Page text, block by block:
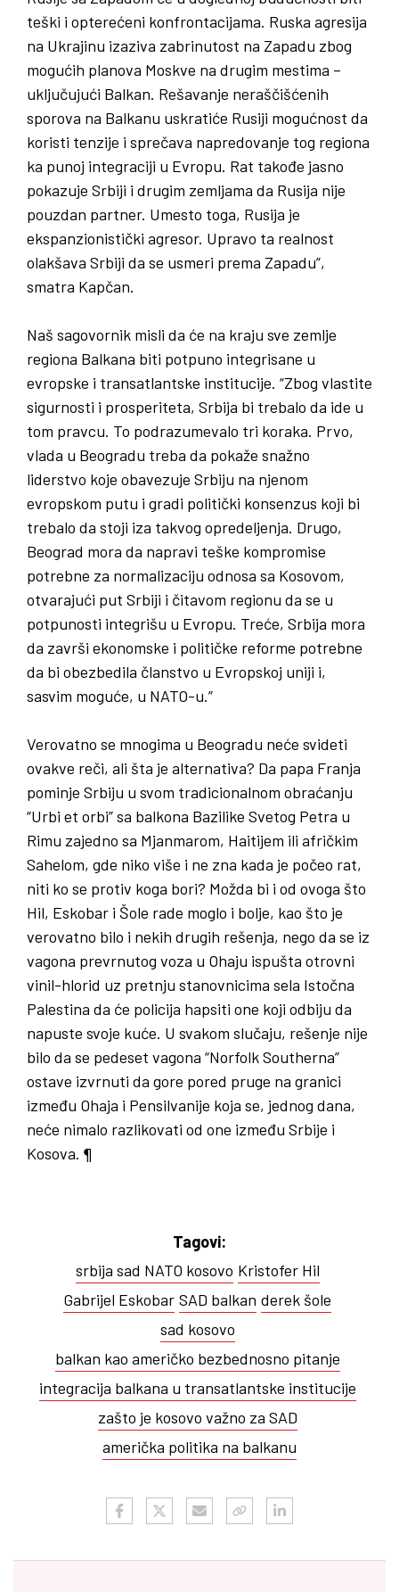
teški i opterećeni konfrontacijama. Ruska agresija
na Ukrajinu izaziva zabrinutost na Zapadu zbog
mogućih planova Moskve na drugim mestima –
uključujući Balkan. Rešavanje neraščišćenih
sporova na Balkanu uskratiće Rusiji mogućnost da
koristi tenzije i sprečava napredovanje tog regiona
ka punoj integraciji u Evropu. Rat takođe jasno
pokazuje Srbiji i drugim zemljama da Rusija nije
pouzdan partner. Umesto toga, Rusija je
ekspanzionistički agresor. Upravo ta realnost
olakšava Srbiji da se usmeri prema Zapadu”,
smatra Kapčan.
Naš sagovornik misli da će na kraju sve zemlje
regiona Balkana biti potpuno integrisane u
evropske i transatlantske institucije. “Zbog vlastite
sigurnosti i prosperiteta, Srbija bi trebalo da ide u
tom pravcu. To podrazumevalo tri koraka. Prvo,
vlada u Beogradu treba da pokaže snažno
liderstvo koje obavezuje Srbiju na njenom
evropskom putu i gradi politički konsenzus koji bi
trebalo da stoji iza takvog opredeljenja. Drugo,
Beograd mora da napravi teške kompromise
potrebne za normalizaciju odnosa sa Kosovom,
otvarajući put Srbiji i čitavom regionu da se u
potpunosti integrišu u Evropu. Treće, Srbija mora
da završi ekonomske i političke reforme potrebne
da bi obezbedila članstvo u Evropskoj uniji i,
sasvim moguće, u NATO-u.”
Verovatno se mnogima u Beogradu neće svideti
ovakve reči, ali šta je alternativa? Da papa Franja
pominje Srbiju u svom tradicionalnom obraćanju
“Urbi et orbi” sa balkona Bazilike Svetog Petra u
Rimu zajedno sa Mjanmarom, Haitijem ili afričkim
Sahelom, gde niko više i ne zna kada je počeo rat,
niti ko se protiv koga bori? Možda bi i od ovoga što
Hil, Eskobar i Šole rade moglo i bolje, kao što je
verovatno bilo i nekih drugih rešenja, nego da se iz
vagona prevrnutog voza u Ohaju ispušta otrovni
vinil-hlorid uz pretnju stanovnicima sela Istočna
Palestina da će policija hapsiti one koji odbiju da
napuste svoje kuće. U svakom slučaju, rešenje nije
bilo da se pedeset vagona “Norfolk Southerna”
ostave izvrnuti da gore pored pruge na granici
između Ohaja i Pensilvanije koja se, jednog dana,
neće nimalo razlikovati od one između Srbije i
Kosova. ¶
Tagovi:
srbija sad NATO kosovo Kristofer Hil
Gabrijel Eskobar SAD balkan derek šole
sad kosovo
balkan kao američko bezbednosno pitanje
integracija balkana u transatlantske institucije
zašto je kosovo važno za SAD
američka politika na balkanu